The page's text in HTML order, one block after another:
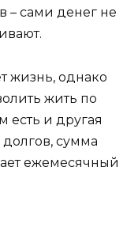
– сами денег не
жизнь, однако
жить по
есть и другая
долгов, сумма
ежемесячный